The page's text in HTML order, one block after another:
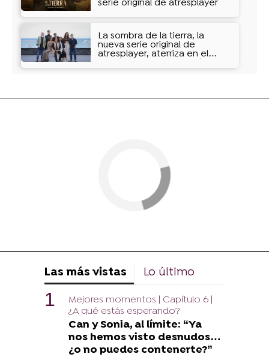
serie original de atresplayer
La sombra de la tierra, la
nueva serie original de
atresplayer, aterriza en el
Las más vistas Lo último
Mejores momentos | Capítulo 6 |
¿A qué estás esperando?
Can y Sonia, al límite: “Ya
nos hemos visto desnudos…
¿o no puedes contenerte?”